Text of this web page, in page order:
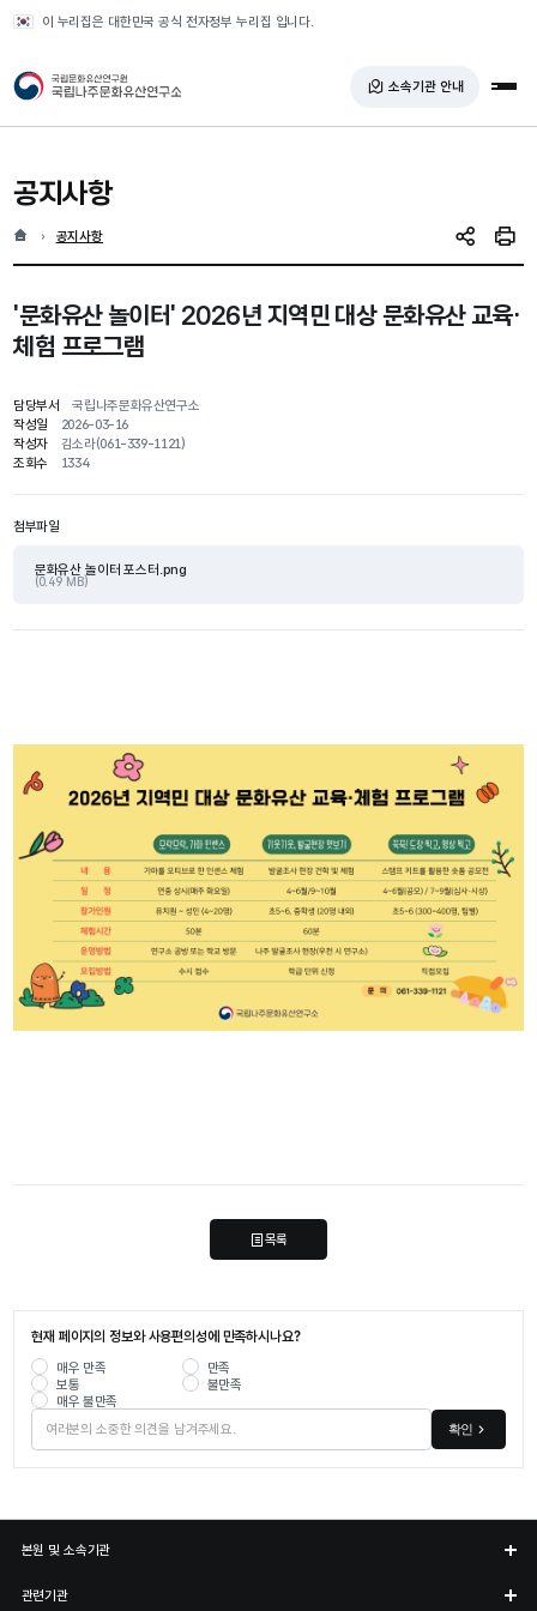
이 누리집은 대한민국 공식 전자정부 누리집 입니다.
국가유산청 국립나주문화유산연구소 소속기관 안내 전
공지사항
홈 현재 위치
공지사항 SNS 공유인쇄
'문화유산 놀이터' 2026년 지역민 대상 문화유산 교육·
체험 프로그램
담당부서
국립나주문화유산연구소
작성일
2026-03-16
작성자
김소라(061-339-1121)
조회수
1334
첨부파일
문화유산 놀이터 포스터.png
(0.49 MB)
목록
현재 페이지의 정보와 사용편의성에 만족하시나요?
매우 만족
만족
보통
불만족
매우 불만족
확인
본원 및 소속기관
관련기관